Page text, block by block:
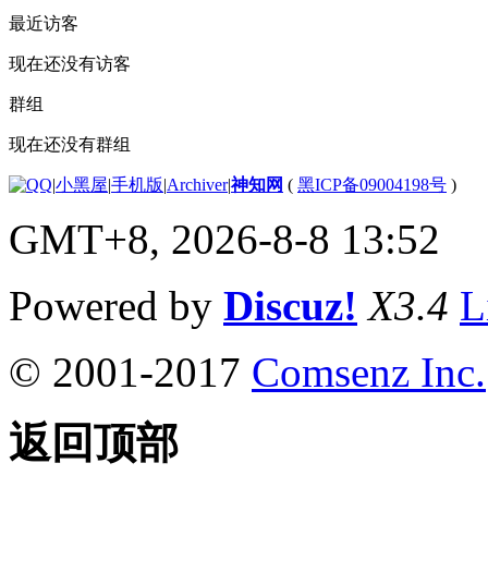
最近访客
现在还没有访客
群组
现在还没有群组
|小黑屋|手机版|Archiver|神知网 ( 黑ICP备09004198号 )
GMT+8, 2026-8-8 13:52
Powered by Discuz! X3.4
© 2001-2017 Comsenz Inc.
返回顶部